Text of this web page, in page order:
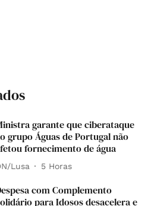
garante que ciberataque
grupo Águas de Portugal não
fornecimento de água
Lusa 5 Horas
com Complemento
para Idosos desacelera e